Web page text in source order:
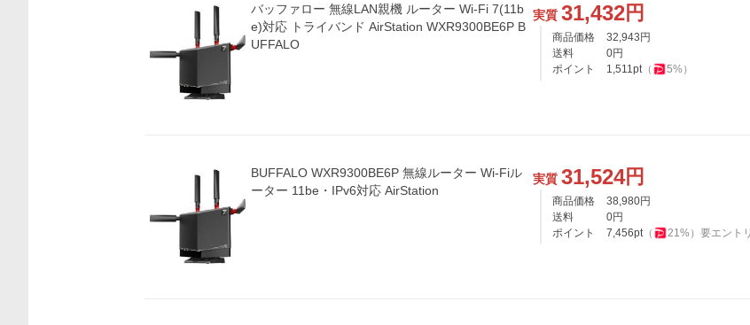
バッファロー 無線LAN親機 ルーター Wi-Fi 7(11b
e)対応 トライバンド AirStation WXR9300BE6P B
UFFALO
実質 31,432円
商品価格 32,943 円
送料
0円
ポイント
1,511pt（ 5%）
BUFFALO WXR9300BE6P 無線ルーター Wi-Fiル
ーター 11be・IPv6対応 AirStation
実質 31,524円
商品価格 38,980円
送料
0円
ポイント
7,456pt（ 21%） 要エント